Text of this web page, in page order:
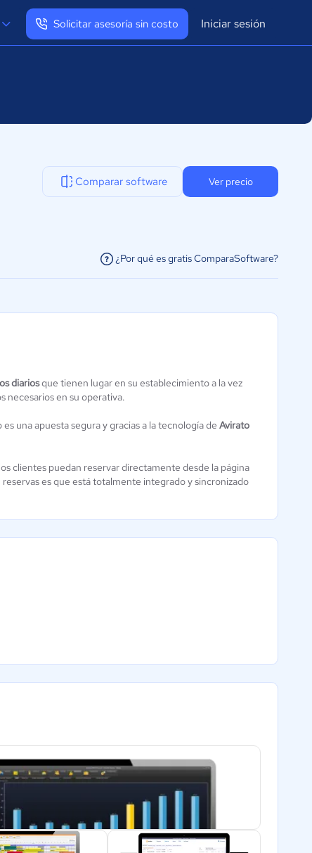
Solicitar asesoría sin costo Iniciar sesión
Comparar software Ver precio
¿Por qué es gratis ComparaSoftware?
Aún sin
diariosque tienen lugar en su establecimiento a la vez
necesarios en su operativa.
una apuesta segura y gracias a la tecnología de Avirato
clientes puedan reservar directamente desde la página
es que está totalmente integrado y sincronizado